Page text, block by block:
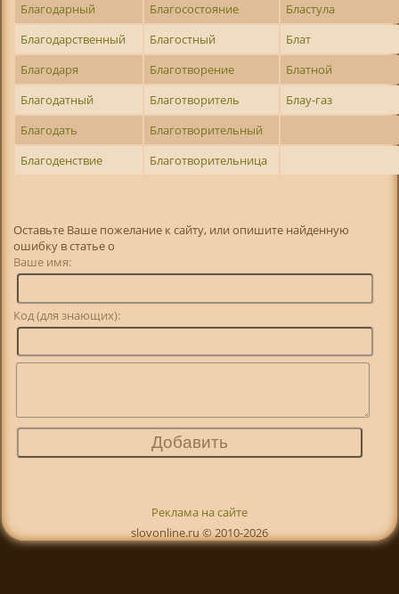
Благодарный
Благосостояние
Бластула
Благодарственный
Благостный
Блат
Благодаря
Благотворение
Блатной
Благодатный
Благотворитель
Блау-газ
Благодать
Благотворительный
Благоденствие
Благотворительница
Оставьте Ваше пожелание к сайту, или опишите найденную
ошибку в статье о
Ваше имя:
Код (для знающих):
Реклама на сайте
slovonline.ru © 2010-2026